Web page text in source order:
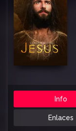
Info
Enlaces